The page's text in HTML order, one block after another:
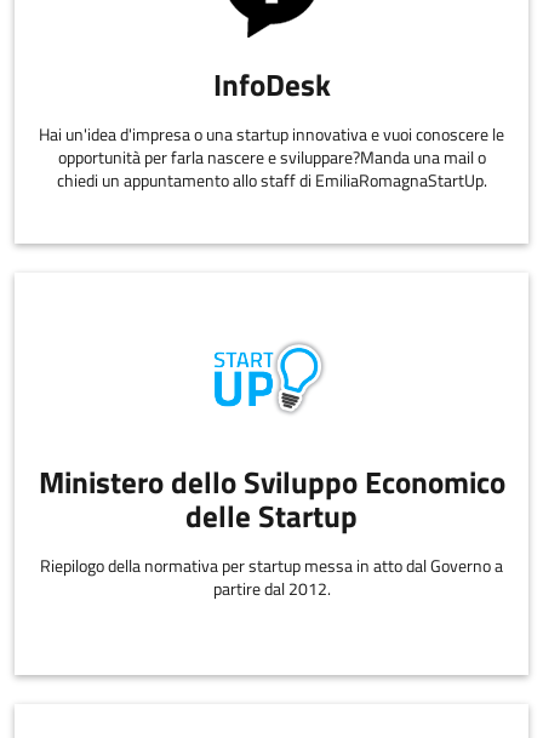
InfoDesk
Hai un'idea d'impresa o una startup innovativa e vuoi conoscere le
opportunità per farla nascere e sviluppare?Manda una mail o
chiedi un appuntamento allo staff di EmiliaRomagnaStartUp.
Ministero dello Sviluppo Economico
delle Startup
Riepilogo della normativa per startup messa in atto dal Governo a
partire dal 2012.